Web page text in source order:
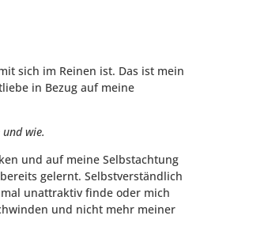
sich im Reinen ist. Das ist mein
in Bezug auf meine
wie.
und auf meine Selbstachtung
gelernt. Selbstverständlich
unattraktiv finde oder mich
und nicht mehr meiner